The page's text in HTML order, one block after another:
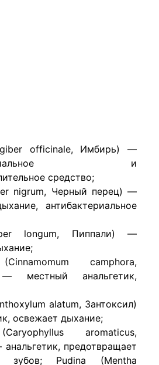
officinale, Имбирь) —
и
средство;
nigrum, Черный перец) —
антибактериальное
longum, Пиппали) —
camphora,
местный анальгетик,
alatum, Зантоксил)
освежает дыхание;
aromaticus,
предотвращает
зубов; Pudina (Mentha